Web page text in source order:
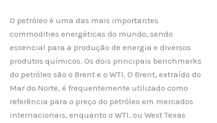
O petróleo é uma das mais importantes
commodities energéticas do mundo, sendo
essencial para a produção de energia e diversos
produtos químicos. Os dois principais benchmarks
do petróleo são o Brent e o WTI. O Brent, extraído do
Mar do Norte, é frequentemente utilizado como
referência para o preço do petróleo em mercados
internacionais, enquanto o WTI, ou West Texas